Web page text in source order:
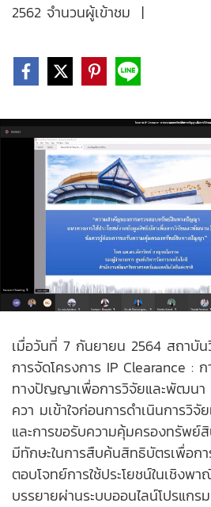
2562 จำนวนผู้เข้าชม |
เมื่อวันที่ 7 กันยายน 2564 สถาบั
การจัดโครงการ IP Clearance :
ทางปัญญาเพื่อการวิจัยและพัฒนา
ควา มเข้าใจก่อนการดำเนินการวิ
และการขอรับความคุ้มครองทรัพ
มีทักษะในการสืบค้นสิทธิบัตรเพื่อก
ตอบโจทย์การใช้ประโยชน์ในเชิงพ
บรรยายผ่านระบบออนไลน์โปรแกร